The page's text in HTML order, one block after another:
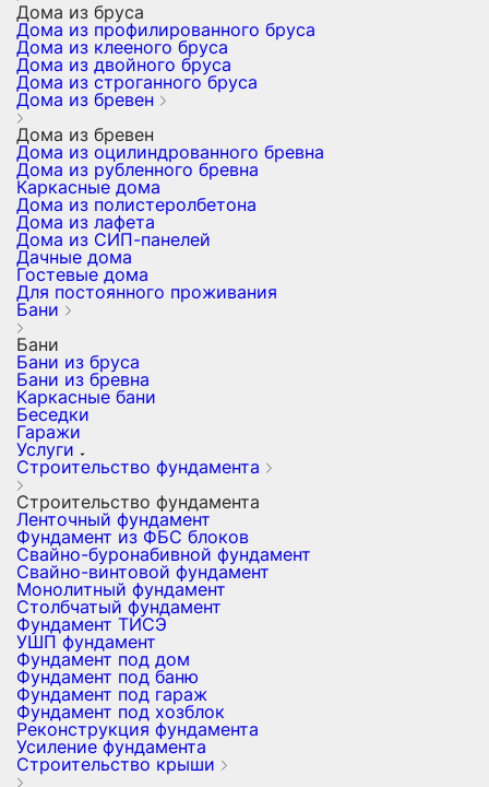
Дома из бруса
Дома из профилированного бруса
Дома из клееного бруса
Дома из двойного бруса
Дома из строганного бруса
Дома из бревен
Дома из бревен
Дома из оцилиндрованного бревна
Дома из рубленного бревна
Каркасные дома
Дома из полистеролбетона
Дома из лафета
Дома из СИП-панелей
Дачные дома
Гостевые дома
Для постоянного проживания
Бани
Бани
Бани из бруса
Бани из бревна
Каркасные бани
Беседки
Гаражи
Услуги
Строительство фундамента
Строительство фундамента
Ленточный фундамент
Фундамент из ФБС блоков
Свайно-буронабивной фундамент
Свайно-винтовой фундамент
Монолитный фундамент
Столбчатый фундамент
Фундамент ТИСЭ
УШП фундамент
Фундамент под дом
Фундамент под баню
Фундамент под гараж
Фундамент под хозблок
Реконструкция фундамента
Усиление фундамента
Строительство крыши